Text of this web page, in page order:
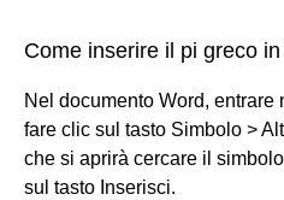
Come inserire il pi greco
Nel documento Word,
fare clic sul tasto Simbolo >
che si aprirà cercare il
sul tasto Inserisci.